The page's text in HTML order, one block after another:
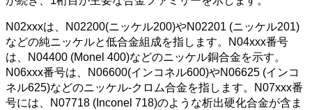
N02xxxは、N02200(ニッケル200)やN02201 (ニッケル201)
などの純ニッケルと低合金組成を指します。N04xxx番号
は、N04400 (Monel 400)などのニッケル銅合金を示す。
N06xxx番号は、N06600(インコネル600)やN06625 (インコ
ネル625)などのニッケル-クロム合金を指します。N07xxx番
号には、N07718 (Inconel 718)のような析出硬化合金が含ま